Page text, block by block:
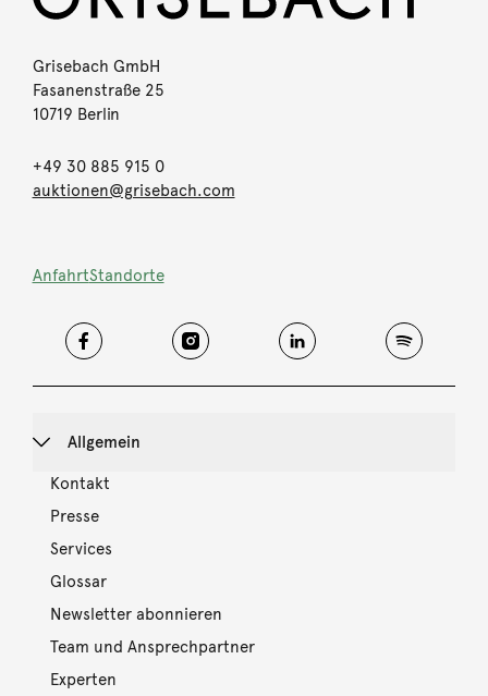
Grisebach GmbH
Fasanenstraße 25
10719 Berlin
+49 30 885 915 0
auktionen@grisebach.com
AnfahrtStandorte
Allgemein
Kontakt
Presse
Services
Glossar
Newsletter abonnieren
Team und Ansprechpartner
Experten